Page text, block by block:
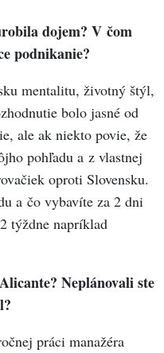
dojem? V čom
podnikanie?
mentalitu, životný štýl,
bolo jasné od
ale ak niekto povie, že
pohľadu a z vlastnej
oproti Slovensku.
a čo vybavíte za 2 dni
týždne napríklad
Neplánovali ste
práci manažéra